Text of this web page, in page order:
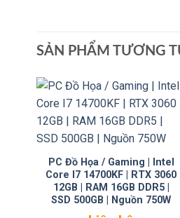
SẢN PHẨM TƯƠNG
PC Đồ Họa / Gaming | Intel
Core I7 14700KF | RTX 3060
12GB | RAM 16GB DDR5 |
SSD 500GB | Nguồn 750W